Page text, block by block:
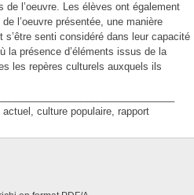
l’oeuvre. Les élèves ont également
l’oeuvre présentée, une manière
senti considéré dans leur capacité
la présence d’éléments issus de la
les repères culturels auxquels ils
culture populaire, rapport